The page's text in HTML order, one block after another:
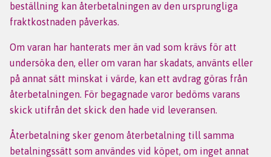
beställning kan återbetalningen av den ursprungliga
fraktkostnaden påverkas.
Om varan har hanterats mer än vad som krävs för att
undersöka den, eller om varan har skadats, använts eller
på annat sätt minskat i värde, kan ett avdrag göras från
återbetalningen. För begagnade varor bedöms varans
skick utifrån det skick den hade vid leveransen.
Återbetalning sker genom återbetalning till samma
betalningssätt som användes vid köpet, om inget annat